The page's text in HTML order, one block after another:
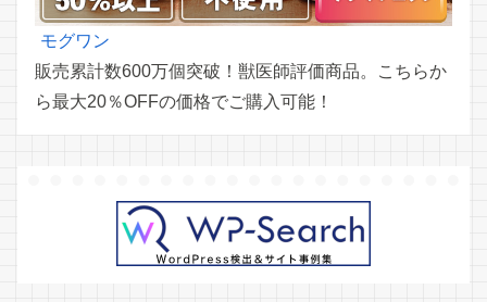
モグワン
販売累計数600万個突破！獣医師評価商品。こちらか
ら最大20％OFFの価格でご購入可能！